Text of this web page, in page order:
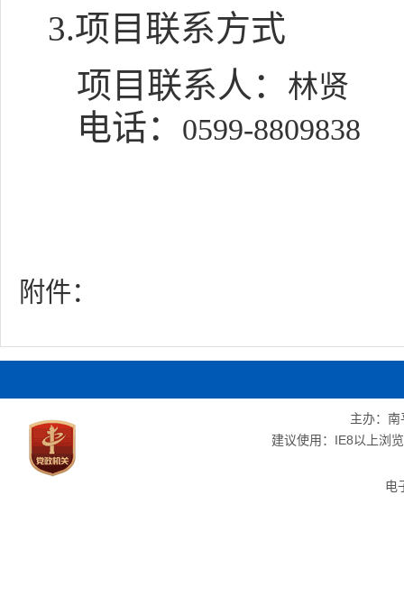
3.项目联系方式
项目联系人：
林贤
电话： 0599-8809838
附件：
主办：
建议使用：IE8以上浏
电